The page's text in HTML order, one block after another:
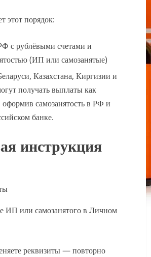
этот порядок:
с рублёвыми счетами и
(ИП или самозанятые)
Казахстана, Киргизии и
получать выплаты как
самозанятость в РФ и
банке.
инструкция
ИП или самозанятого в Личном
реквизиты — повторно